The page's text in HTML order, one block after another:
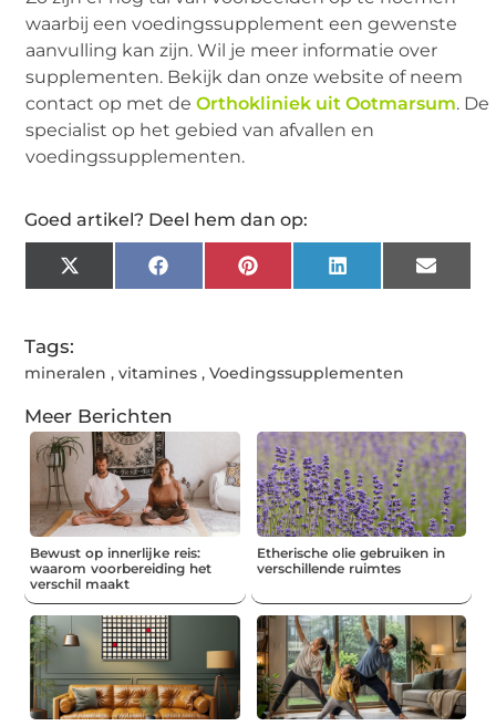
waarbij een voedingssupplement een gewenste
aanvulling kan zijn. Wil je meer informatie over
supplementen. Bekijk dan onze website of neem
contact op met deOrthokliniek uit Ootmarsum. De
specialist op het gebied van afvallen en
voedingssupplementen.
Goed artikel? Deel hem dan op:
X
(Twitter)
FacebookPinterestLinkedInEmail
Tags:
mineralen ,vitamines ,Voedingssupplementen
Meer Berichten
Bewust op innerlijke reis:
waarom voorbereiding het
verschil maakt
Etherische olie gebruiken in
verschillende ruimtes